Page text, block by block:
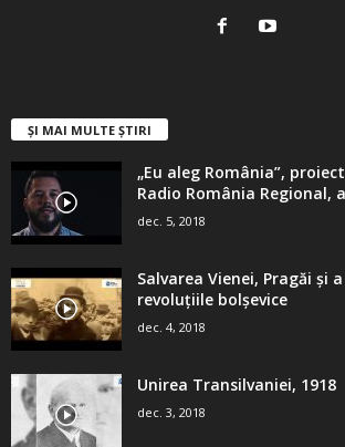
ȘI MAI MULTE ȘTIRI
„Eu aleg România”,
Radio România Regional,
dec. 5, 2018
Salvarea Vienei, Pragăi şi
revoluţiile bolşevice
dec. 4, 2018
Unirea Transilvaniei, 1918
dec. 3, 2018